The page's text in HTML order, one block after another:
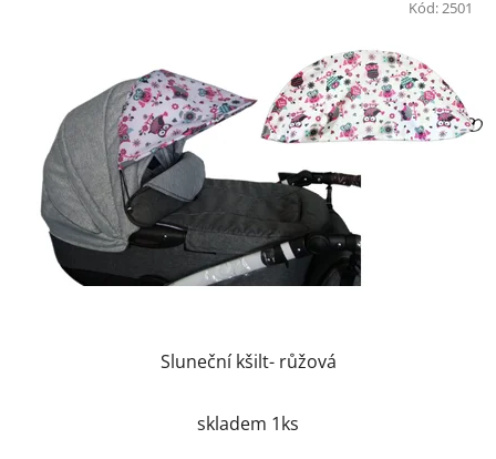
Sluneční kšilt- růžová
skladem 1ks
Kód:2501